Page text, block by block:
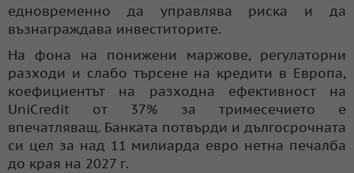
едновременно да управлява риска и да
възнаграждава инвеститорите.
На фона на понижени маржове, регулаторни
разходи и слабо търсене на кредити в Европа,
коефициентът на разходна ефективност на
UniCredit от 37% за тримесечието е
впечатляващ. Банката потвърди и дългосрочната
си цел за над 11 милиарда евро нетна печалба
до края на 2027 г.